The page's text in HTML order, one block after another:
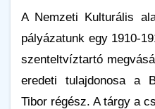
A Nemzeti Kulturális
pályázatunk egy 1910-
szenteltvíztartó
eredeti tulajdonosa a
Tibor régész. A tárgy a